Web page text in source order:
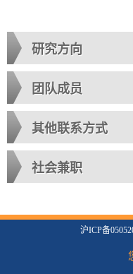
研究方向
团队成员
其他联系方式
社会兼职
沪ICP备